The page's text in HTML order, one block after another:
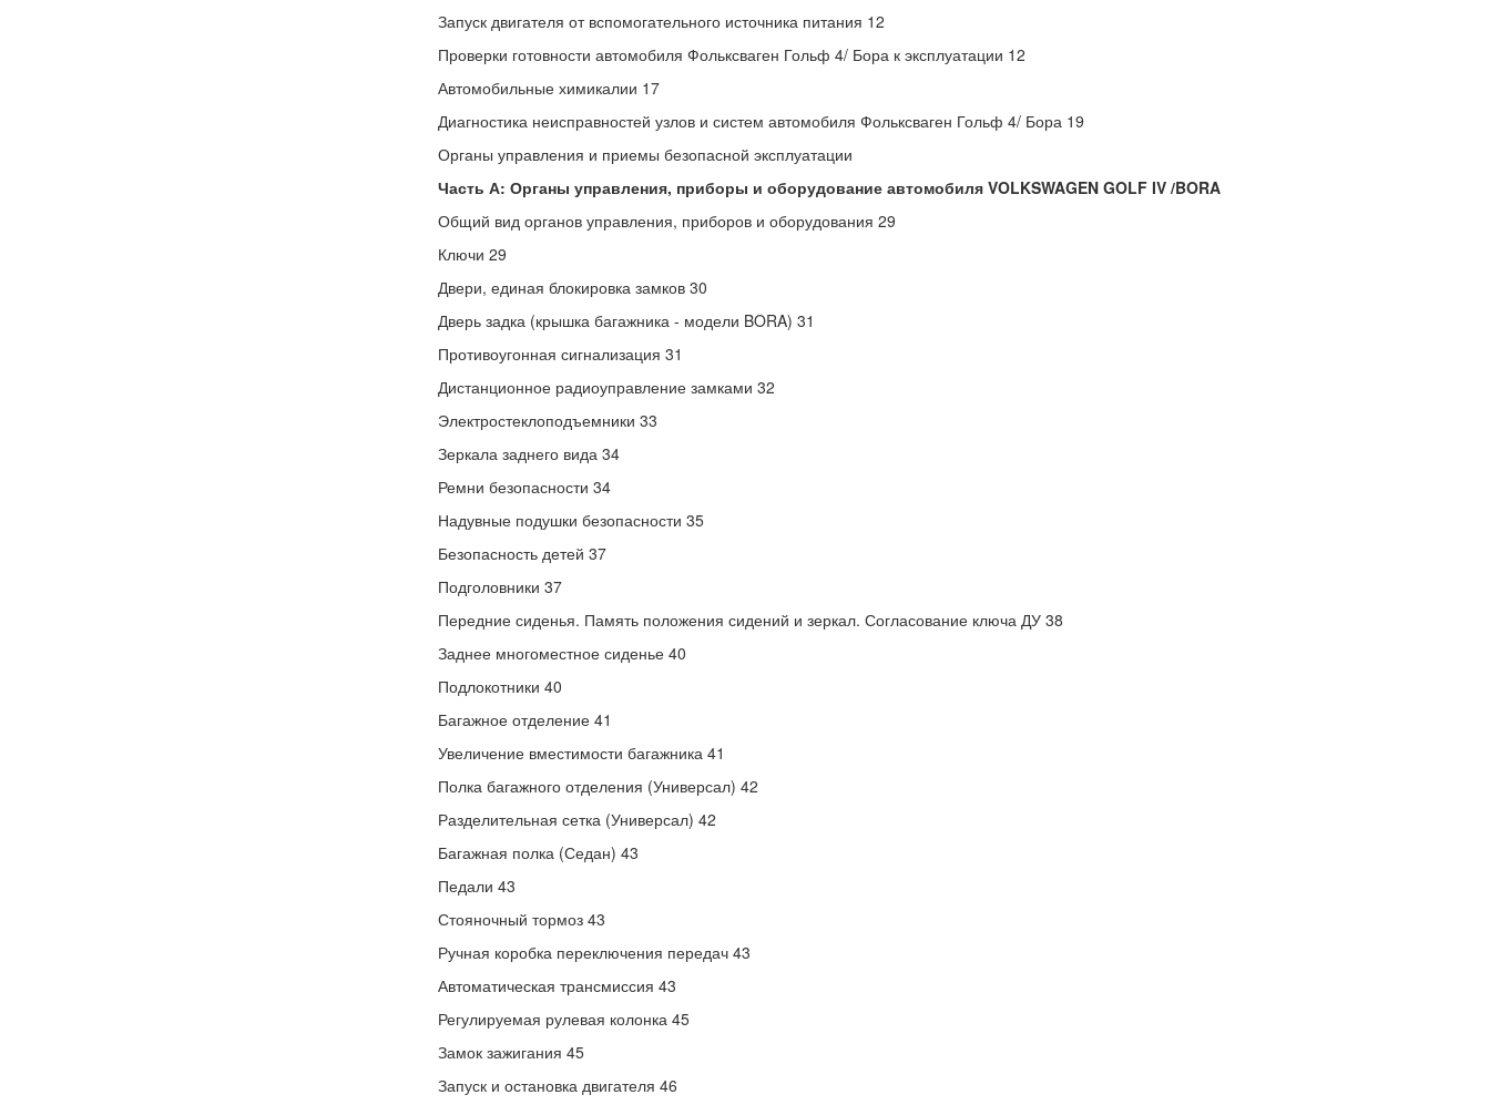
Запуск двигателя от вспомогательного источника питания 12
Проверки готовности автомобиля Фольксваген Гольф 4/ Бора к эксплуатации 12
Автомобильные химикалии 17
Диагностика неисправностей узлов и систем автомобиля Фольксваген Гольф 4/ Бора 19
Органы управления и приемы безопасной эксплуатации
Часть А: Органы управления, приборы и оборудование автомобиля VOLKSWAGEN GOLF IV /BORA
Общий вид органов управления, приборов и оборудования 29
Ключи 29
Двери, единая блокировка замков 30
Дверь задка (крышка багажника - модели BORA) 31
Противоугонная сигнализация 31
Дистанционное радиоуправление замками 32
Электростеклоподъемники 33
Зеркала заднего вида 34
Ремни безопасности 34
Надувные подушки безопасности 35
Безопасность детей 37
Подголовники 37
Передние сиденья. Память положения сидений и зеркал. Согласование ключа ДУ 38
Заднее многоместное сиденье 40
Подлокотники 40
Багажное отделение 41
Увеличение вместимости багажника 41
Полка багажного отделения (Универсал) 42
Разделительная сетка (Универсал) 42
Багажная полка (Седан) 43
Педали 43
Стояночный тормоз 43
Ручная коробка переключения передач 43
Автоматическая трансмиссия 43
Регулируемая рулевая колонка 45
Замок зажигания 45
Запуск и остановка двигателя 46